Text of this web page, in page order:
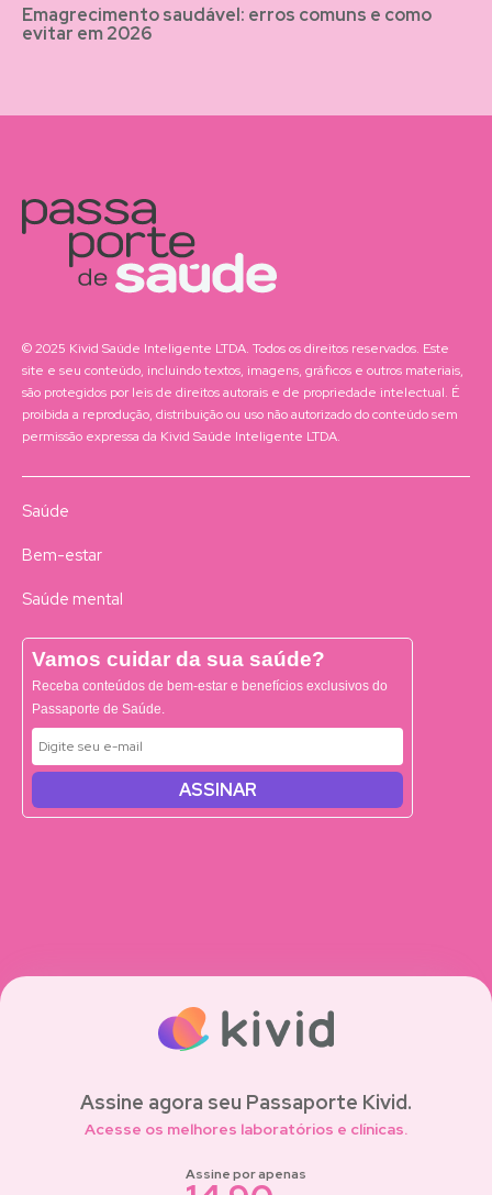
Emagrecimento saudável: erros comuns e como
evitar em 2026
© 2025 Kivid Saúde Inteligente LTDA. Todos os direitos reservados. Este
site e seu conteúdo, incluindo textos, imagens, gráficos e outros materiais,
são protegidos por leis de direitos autorais e de propriedade intelectual. É
proibida a reprodução, distribuição ou uso não autorizado do conteúdo sem
permissão expressa da Kivid Saúde Inteligente LTDA.
Saúde
Bem-estar
Saúde mental
Vamos cuidar da sua saúde?
Receba conteúdos de bem-estar e benefícios exclusivos do
Passaporte de Saúde.
ASSINAR
Assine agora seu Passaporte Kivid.
Acesse os melhores laboratórios e clínicas.
Assine por apenas